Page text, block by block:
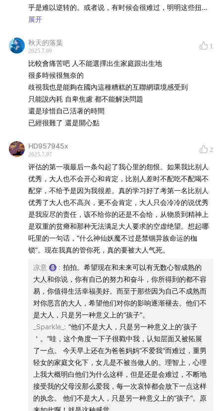
乎是难以逆转的。或者说，有时候会很难过，明明这些扭曲
的观点是可以不用内化于我们的内心的。明明有更好的教育
明明可以这样的。
不过，如果我止步于这个【明明】，可能换来的也是未来的
自己对我说，【明明可以不这样的】
所以既然过往无法改变，那好好从现在开始好好照顾自己，
好好地面对未来吧。
展开
秋天的落葉
2025.7.09
1
比較會痛苦吧 人不能選擇出生家庭跟出生地
很多時候很無奈的
歧視我也是能夠在國內這種糟糕的互聯網環境感受到
只能說內耗 自卑焦慮 都不能解決問題
還是珍惜自己活著的時間
已經很難了 還是開心點
HD957945x
2025.7.07
2
评估的第一项最后一条勾起了我心里的怨恨。如果我比别人
优秀，大人也不会开心和肯定，比别人差时不配吃不配喝不
配穿，不给予是因为我很差。真的学习好了考第一名比别人
优秀了大人也不高兴，更不会肯定，大人只会冷冷的说优秀
是我应尽的责任，该不给你的还是不会给，从物质到精神上
是双重的贫瘠和那种无法满足大人要求的空虚绝望。想起哪
吒里的一句话，“什么神仙妖魔不过是禁锢异族命运的枷
锁”。现在我真的管你死，真的要被大人气死。
凉意 : 拍拍。希望现在和未来可以有无数心智成熟的
大人和你说，你有自己的努力和奋斗，你所得到的都不容
易，你值得生活幸福美好。而至于那些因为自己不成熟而
对你恶言的大人，希望他们对你的影响逐渐褪去。他们不
是大人，只是另一种意义上的“孩子”。
_Sparkle_ : “他们不是大人，只是另一种意义上的'孩子
＇。”哇，这个角度一下子很戳中我，认知层面又被拓展
了一点。 今天早上还在为爸爸妈妈“不爱我”而难过，重男
轻女的家庭文化下，女儿是不被当做人的。理智上，心理
上我大概明白他们为什么这样，但是还是会难过，不断地
接受我的父母没那么爱我，每一次哀悼都会放下一点这样
的执念。 他们不是大人，只是另一种意义上的“孩子”。原